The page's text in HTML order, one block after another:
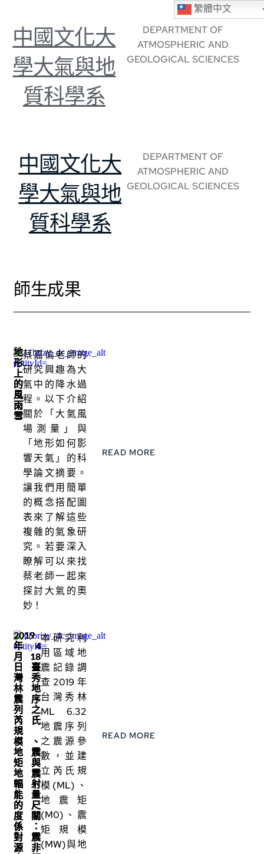
繁體中文
中國文化大
學大氣與地
質科學系
DEPARTMENT OF
ATMOSPHERIC AND
GEOLOGICAL SCIENCES
中國文化大
學大氣與地
質科學系
DEPARTMENT OF
ATMOSPHERIC AND
GEOLOGICAL SCIENCES
師生成果
地
形
上
的
風
雨
雪
蔡嘉倫老師的
研究興趣為大
氣中的降水過
程。以下介紹
關於「大氣風
場測量」與
「地形如何影
響天氣」的科
學論文摘要。
讓我們用簡單
的概念搭配圖
表來了解這些
複雜的氣象研
究。若要深入
瞭解可以來找
蔡老師一起來
探討大氣的奧
妙！
READ MORE
2019
年 4
月 18
日臺
灣秀
林地
震序
列之
芮氏
規
模、
地震
矩與
地震
輻射
能量
的尺
度關
係：
對震
源非
本研究利
用區域地
震記錄調
查2019年
台灣秀林
ML 6.32
地震序列
之震源參
數，並建
立芮氏規
模(ML)、
地震矩
(M0)、震
矩規模
(MW)與地
READ MORE